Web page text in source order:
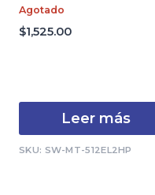
Valorado
con
0
de
Agotado
$1,525.00
Leer más
SKU: SW-MT-512EL2HP